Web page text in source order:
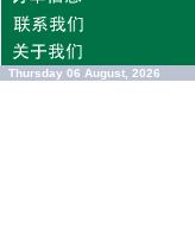
Thursday 06 August, 2026